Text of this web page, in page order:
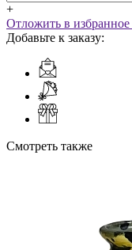
+
Отложить в избранное
Добавьте к заказу:
Смотреть также